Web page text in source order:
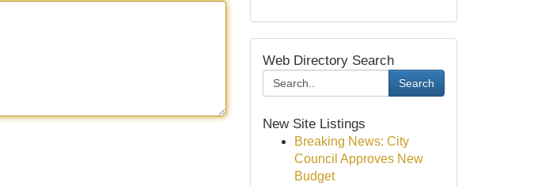
Web Directory Search
Search
New Site Listings
Breaking News: City
Council Approves New
Budget